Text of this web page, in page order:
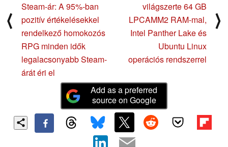
⟨
Steam-ár: A 95%-ban
pozitív értékelésekkel
rendelkező homokozós
RPG minden idők
legalacsonyabb Steam-
árát éri el
világszerte 64 GB
LPCAMM2 RAM-mal,
Intel Panther Lake és
Ubuntu Linux
operációs rendszerrel
⟩
Add as a preferred
source on Google